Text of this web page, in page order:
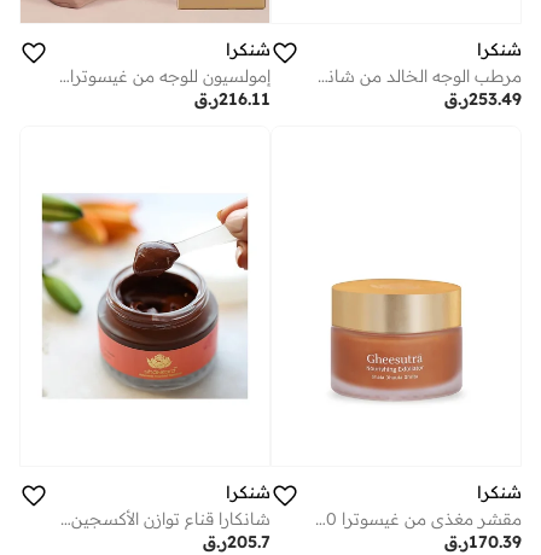
شنكرا
مرطب الوجه الخالد من شانكارا 50 مل مع زيت كوكوماجدي | كريم مرطب ومفتح لجميع أنواع البشرة
ر.ق253.49
شنكرا
إمولسيون للوجه من غيسوترا بالأيورفيدا 30 مل | كريم خفيف مرطب يمنح البشرة إشراقة وتوهج طبيعي
ر.ق216.11
شنكرا
مقشر مغذي من غيسوترا 50 مل | مقشر للوجه منقي بالسمن النقي والأعشاب الطبيعية
ر.ق170.39
شنكرا
شانكارا قناع توازن الأكسجين للوجه | بطين أحمر ومانجيستا | قناع منشّط ومنقٍ لبشرة صحية ومشرقة
ر.ق205.7